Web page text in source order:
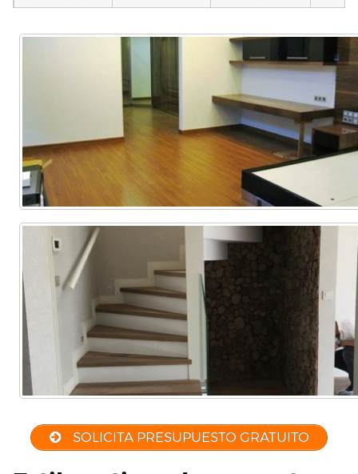
parquet o
Tarima
Vivienda
(Completa)
parquet o
Tarima
Vivienda
(Parcial)
SOLICITA PRESUPUESTO GRATUITO